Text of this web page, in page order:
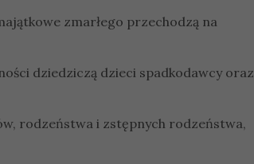
zmarłego przechodzą na
dziedziczą dzieci spadkodawcy oraz
rodzeństwa i zstępnych rodzeństwa,